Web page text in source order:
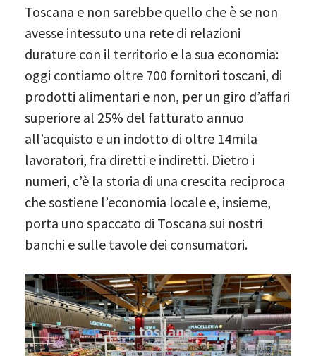
Toscana e non sarebbe quello che è se non
avesse intessuto una rete di relazioni
durature con il territorio e la sua economia:
oggi contiamo oltre 700 fornitori toscani, di
prodotti alimentari e non, per un giro d’affari
superiore al 25% del fatturato annuo
all’acquisto e un indotto di oltre 14mila
lavoratori, fra diretti e indiretti. Dietro i
numeri, c’è la storia di una crescita reciproca
che sostiene l’economia locale e, insieme,
porta uno spaccato di Toscana sui nostri
banchi e sulle tavole dei consumatori.